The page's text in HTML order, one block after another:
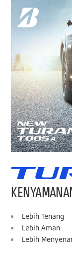
Lebih Tenang
Lebih Aman
Lebih